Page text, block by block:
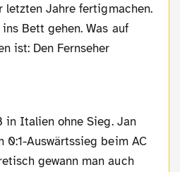
letzten Jahre fertigmachen.
Bett gehen. Was auf
ist: Den Fernseher
0:1-Auswärtssieg beim AC
gewann man auch